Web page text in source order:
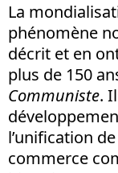
La
phénomène
décrit et en
plus de 150
Communiste.
l’unification
commerce